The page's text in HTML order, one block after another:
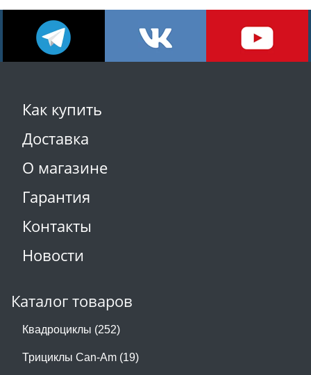
Как купить
Доставка
О магазине
Гарантия
Контакты
Новости
Каталог товаров
Квадроциклы (252)
Трициклы Can-Am (19)